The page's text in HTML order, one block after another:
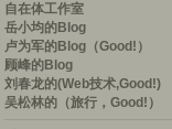
自在体工作室
岳小均的Blog
卢为军的Blog（Good!）
顾峰的Blog
刘春龙的(Web技术,Good!)
吴松林的（旅行，Good!）